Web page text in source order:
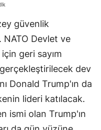
güvenlik
NATO Devlet ve
geri sayım
dev
Donald Trump'ın da
lideri katılacak.
ismi olan Trump'ın